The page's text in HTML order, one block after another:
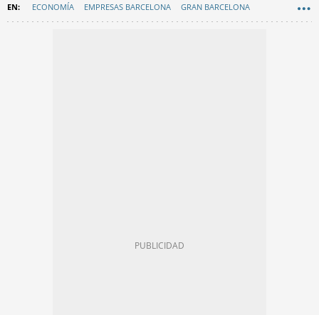
ECONOMÍA EMPRESAS BARCELONA GRAN BARCELONA